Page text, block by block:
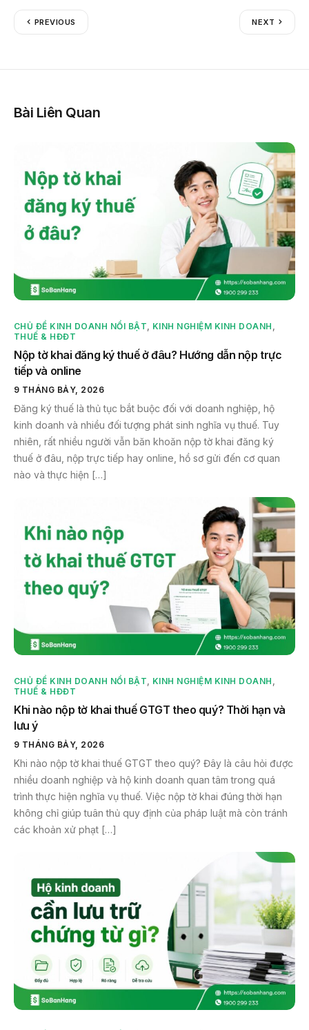
PREVIOUS NEXT
Bài Liên Quan
CHỦ ĐỀ KINH DOANH NỔI BẬT KINH NGHIỆM KINH DOANH
THUẾ & HĐĐT
Nộp tờ khai đăng ký thuế ở đâu? Hướng dẫn nộp trực
tiếp và online
9 THÁNG BẢY, 2026
Đăng ký thuế là thủ tục bắt buộc đối với doanh nghiệp, hộ
kinh doanh và nhiều đối tượng phát sinh nghĩa vụ thuế. Tuy
nhiên, rất nhiều người vẫn băn khoăn nộp tờ khai đăng ký
thuế ở đâu, nộp trực tiếp hay online, hồ sơ gửi đến cơ quan
nào và thực hiện […]
CHỦ ĐỀ KINH DOANH NỔI BẬT, KINH NGHIỆM KINH DOANH ,
THUẾ & HĐĐT
Khi nào nộp tờ khai thuế GTGT theo quý? Thời hạn và
lưu ý
9 THÁNG BẢY, 2026
Khi nào nộp tờ khai thuế GTGT theo quý? Đây là câu hỏi được
nhiều doanh nghiệp và hộ kinh doanh quan tâm trong quá
trình thực hiện nghĩa vụ thuế. Việc nộp tờ khai đúng thời hạn
không chỉ giúp tuân thủ quy định của pháp luật mà còn tránh
các khoản xử phạt […]